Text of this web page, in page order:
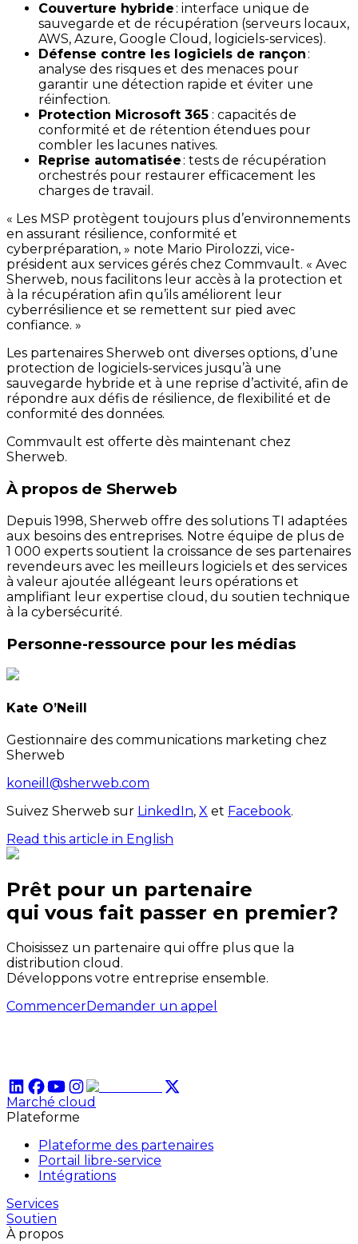
Couverture hybride : interface unique de
sauvegarde et de récupération (serveurs locaux,
AWS, Azure, Google Cloud, logiciels-services).
Défense contre les logiciels de rançon :
analyse des risques et des menaces pour
garantir une détection rapide et éviter une
réinfection.
Protection Microsoft 365 : capacités de
conformité et de rétention étendues pour
combler les lacunes natives.
Reprise automatisée : tests de récupération
orchestrés pour restaurer efficacement les
charges de travail.
« Les MSP protègent toujours plus d’environnements
en assurant résilience, conformité et
cyberpréparation, » note Mario Pirolozzi, vice-
président aux services gérés chez Commvault. « Avec
Sherweb, nous facilitons leur accès à la protection et
à la récupération afin qu’ils améliorent leur
cyberrésilience et se remettent sur pied avec
confiance. »
Les partenaires Sherweb ont diverses options, d’une
protection de logiciels-services jusqu’à une
sauvegarde hybride et à une reprise d’activité, afin de
répondre aux défis de résilience, de flexibilité et de
conformité des données.
Commvault est offerte dès maintenant chez
Sherweb.
À propos de Sherweb
Depuis 1998, Sherweb offre des solutions TI adaptées
aux besoins des entreprises. Notre équipe de plus de
1 000 experts soutient la croissance de ses partenaires
revendeurs avec les meilleurs logiciels et des services
à valeur ajoutée allégeant leurs opérations et
amplifiant leur expertise cloud, du soutien technique
à la cybersécurité.
Personne-ressource pour les médias
Kate O’Neill
Gestionnaire des communications marketing chez
Sherweb
koneill@sherweb.com
Suivez Sherweb sur LinkedIn, X et Facebook.
Read this article in English
Prêt pour un partenaire
qui vous fait passer en premier?
Choisissez un partenaire qui offre plus que la
distribution cloud.
Développons votre entreprise ensemble.
CommencerDemander un appel
Marché cloud
Plateforme
Plateforme des partenaires
Portail libre-service
Intégrations
Services
Soutien
À propos